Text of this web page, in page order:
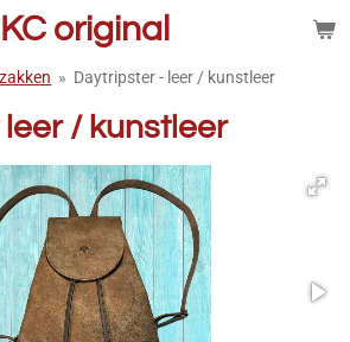
KC original
» Daytripster - leer / kunstleer
/ kunstleer